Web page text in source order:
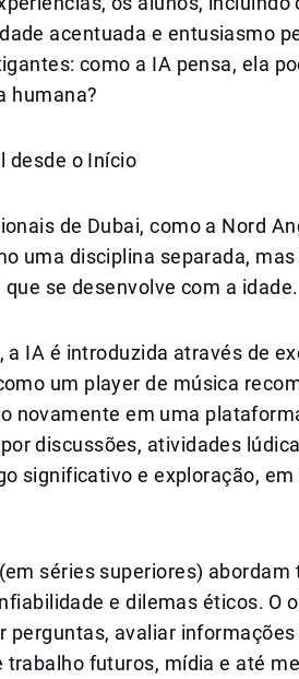
acentuada e entusiasmo
como a IA pensa, ela
humana?
desde o Início
de Dubai, como a Nord
uma disciplina separada,
se desenvolve com a idade.
a IA é introduzida através de
um player de música
novamente em uma
discussões, atividades
significativo e exploração,
séries superiores) abordam
e dilemas éticos. O
perguntas, avaliar
trabalho futuros, mídia e até